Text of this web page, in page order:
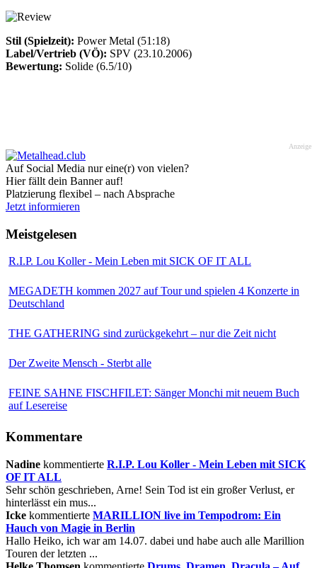
Stil (Spielzeit): Power Metal (51:18)
Label/Vertrieb (VÖ): SPV (23.10.2006)
Bewertung: Solide (6.5/10)
Anzeige
Auf Social Media nur eine(r) von vielen?
Hier fällt dein Banner auf!
Platzierung flexibel – nach Absprache
Jetzt informieren
Meistgelesen
R.I.P. Lou Koller - Mein Leben mit SICK OF IT ALL
MEGADETH kommen 2027 auf Tour und spielen 4 Konzerte in
Deutschland
THE GATHERING sind zurückgekehrt – nur die Zeit nicht
Der Zweite Mensch - Sterbt alle
FEINE SAHNE FISCHFILET: Sänger Monchi mit neuem Buch
auf Lesereise
Kommentare
Nadine kommentierte R.I.P. Lou Koller - Mein Leben mit SICK
OF IT ALL
Sehr schön geschrieben, Arne! Sein Tod ist ein großer Verlust, er
hinterlässt ein mus...
Icke kommentierte MARILLION live im Tempodrom: Ein
Hauch von Magie in Berlin
Hallo Heiko, ich war am 14.07. dabei und habe auch alle Marillion
Touren der letzten ...